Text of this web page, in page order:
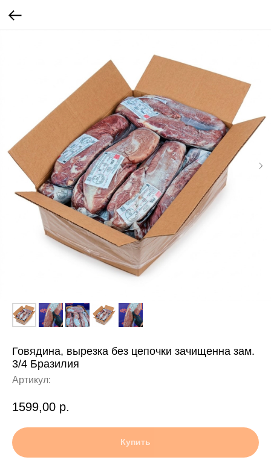
Говядина, вырезка без цепочки зачищенна зам.
3/4 Бразилия
Артикул:
1599,00 р.
Купить